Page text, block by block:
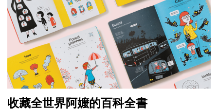
收藏全世界阿嬤的百科全書